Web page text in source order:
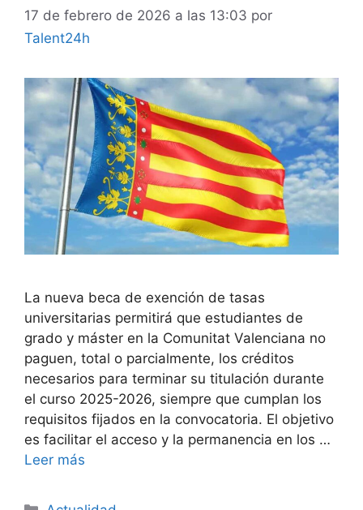
17 de febrero de 2026 a las 13:03 por
Talent24h
La nueva beca de exención de tasas
universitarias permitirá que estudiantes de
grado y máster en la Comunitat Valenciana no
paguen, total o parcialmente, los créditos
necesarios para terminar su titulación durante
el curso 2025-2026, siempre que cumplan los
requisitos fijados en la convocatoria. El objetivo
es facilitar el acceso y la permanencia en los …
Leer más